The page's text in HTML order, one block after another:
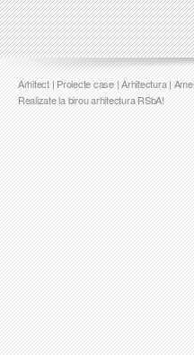
Arhitect | Proiecte case | Arhitectura |
Realizate la birou arhitectura RSbA!